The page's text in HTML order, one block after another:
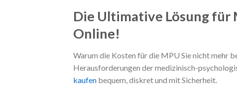
Die Ultimative Lösung für
Online!
Warum die Kosten für die MPU Sie nicht mehr
Herausforderungen der medizinisch-
kaufen bequem, diskret und mit Sicherheit.